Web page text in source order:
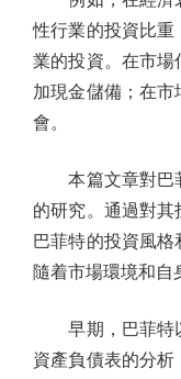
性行業的投資比重
業的投資。在市場
加現金儲備；在
會。
本篇文章對巴菲
的研究。通過對
巴菲特的投資風
隨着市場環境和自
早期，巴菲特以
資產負債表的分